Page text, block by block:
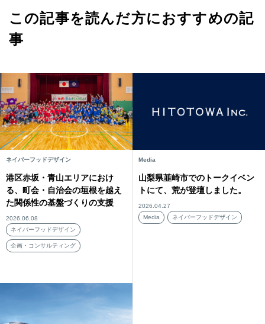
この記事を読んだ方におすすめの記
事
ネイバーフッドデザイン
港区赤坂・青山エリアにおけ
る、町会・自治会の垣根を越え
た関係性の基盤づくりの支援
2026.06.08
ネイバーフッドデザイン
企画・コンサルティング
Media
山梨県韮崎市でのトークイベン
トにて、荒が登壇しました。
2026.04.27
Media
ネイバーフッドデザイン